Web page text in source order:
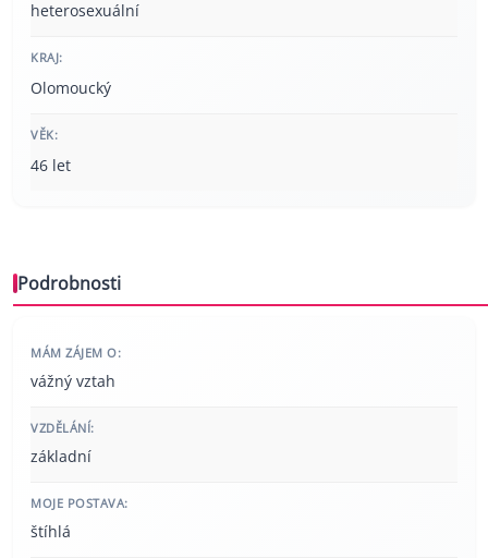
heterosexuální
KRAJ:
Olomoucký
VĚK:
46 let
Podrobnosti
MÁM ZÁJEM O:
vážný vztah
VZDĚLÁNÍ:
základní
MOJE POSTAVA:
štíhlá